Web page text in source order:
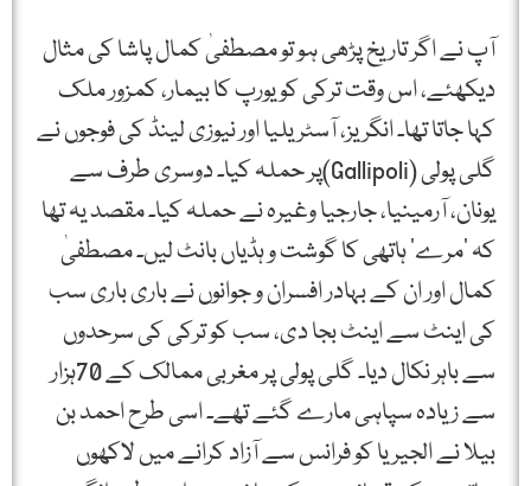
آپ نے اگر تاریخ پڑھی ہو تو مصطفیٰ کمال پاشا کی مثال
دیکھئے، اس وقت ترکی کو یورپ کا بیمار، کمزور ملک
کہا جاتا تھا۔ انگریز، آسٹریلیا اور نیوزی لینڈ کی فوجوں نے
گلی پولی (Gallipoli)پر حملہ کیا۔ دوسری طرف سے
یونان، آرمینیا، جارجیا وغیرہ نے حملہ کیا۔ مقصد یہ تھا
کہ ’مرے‘ ہاتھی کا گوشت و ہڈیاں بانٹ لیں۔ مصطفیٰ
کمال اور ان کے بہادر افسران و جوانوں نے باری باری سب
کی اینٹ سے اینٹ بجا دی، سب کو ترکی کی سرحدوں
سے باہر نکال دیا۔ گلی پولی پر مغربی ممالک کے 70ہزار
سے زیادہ سپاہی مارے گئے تھے۔ اسی طرح احمد بن
بیلا نے الجیریا کو فرانس سے آزاد کرانے میں لاکھوں